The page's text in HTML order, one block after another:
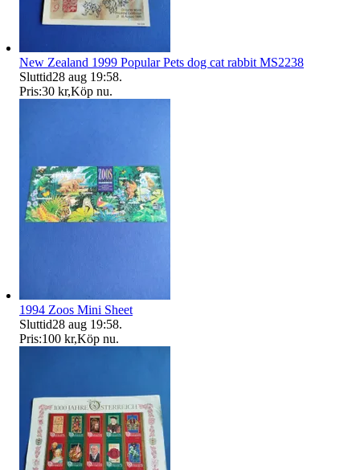
New Zealand 1999 Popular Pets dog cat rabbit MS2238
Sluttid28 aug 19:58.
Pris:30 kr,Köp nu.
1994 Zoos Mini Sheet
Sluttid28 aug 19:58.
Pris:100 kr,Köp nu.